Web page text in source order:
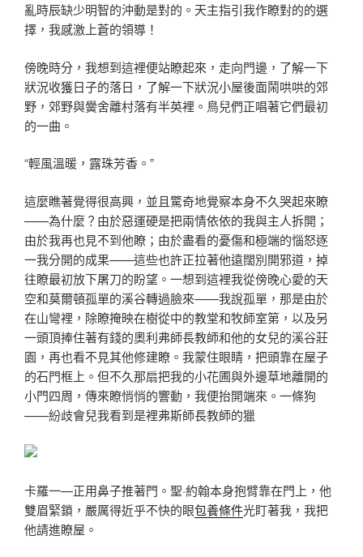
亂時辰缺少明智的沖動是對的。天主指引我作瞭對的的選
擇，我感激上蒼的領導！
傍晚時分，我想到這裡便站瞭起來，走向門邊，了解一下
狀況收獲日子的落日，了解一下狀況小屋後面鬧哄哄的郊
野，郊野與黌舍離村落有半英裡。鳥兒們正唱著它們最初
的一曲。
“輕風溫暖，露珠芳香。”
這麼瞧著覺得很高興，並且驚奇地覺察本身不久哭起來瞭
——為什麼？由於惡運硬是把兩情依依的我與主人拆開；
由於我再也見不到他瞭；由於盡看的憂傷和極端的惱怒逐
一我分開的成果——這些也許正拉著他遠闊別開邪道，掉
往瞭最初放下屠刀的盼望。一想到這裡我從傍晚心愛的天
空和莫爾頓孤單的溪谷轉過臉來——我說孤單，那是由於
在山彎裡，除瞭掩映在樹從中的教堂和牧師室第，以及另
一頭頂捧住著有錢的奧利弗師長教師和他的女兒的溪谷莊
園，再也看不見其他修建瞭。我蒙住眼睛，把頭靠在屋子
的石門框上。但不久那扇把我的小花圃與外邊草地離開的
小門四周，傳來瞭悄悄的響動，我便抬開端來。一條狗
——紛歧會兒我看到是裡弗斯師長教師的獵
卡羅一—正用鼻子推著門。聖·約翰本身抱臂靠在門上，他
雙眉緊鎖，嚴厲得近乎不快的眼包養條件光盯著我，我把
他請進瞭屋。